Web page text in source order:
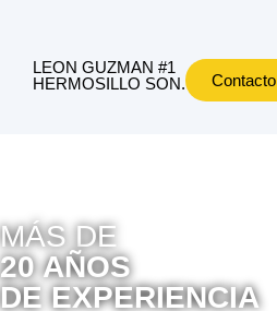
LEON GUZMAN #1
HERMOSILLO SON.
Contacto
MÁS DE
20 AÑOS
DE EXPERIENCIA